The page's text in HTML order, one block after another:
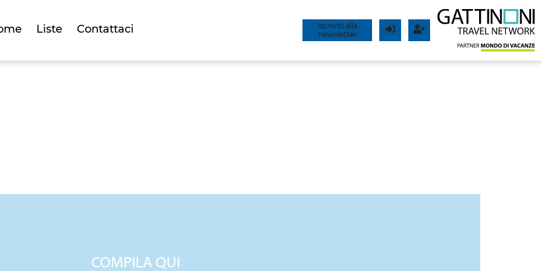
Liste Contattaci
Iscriviti alla
newsletter
Registrati
COMPILA QUI